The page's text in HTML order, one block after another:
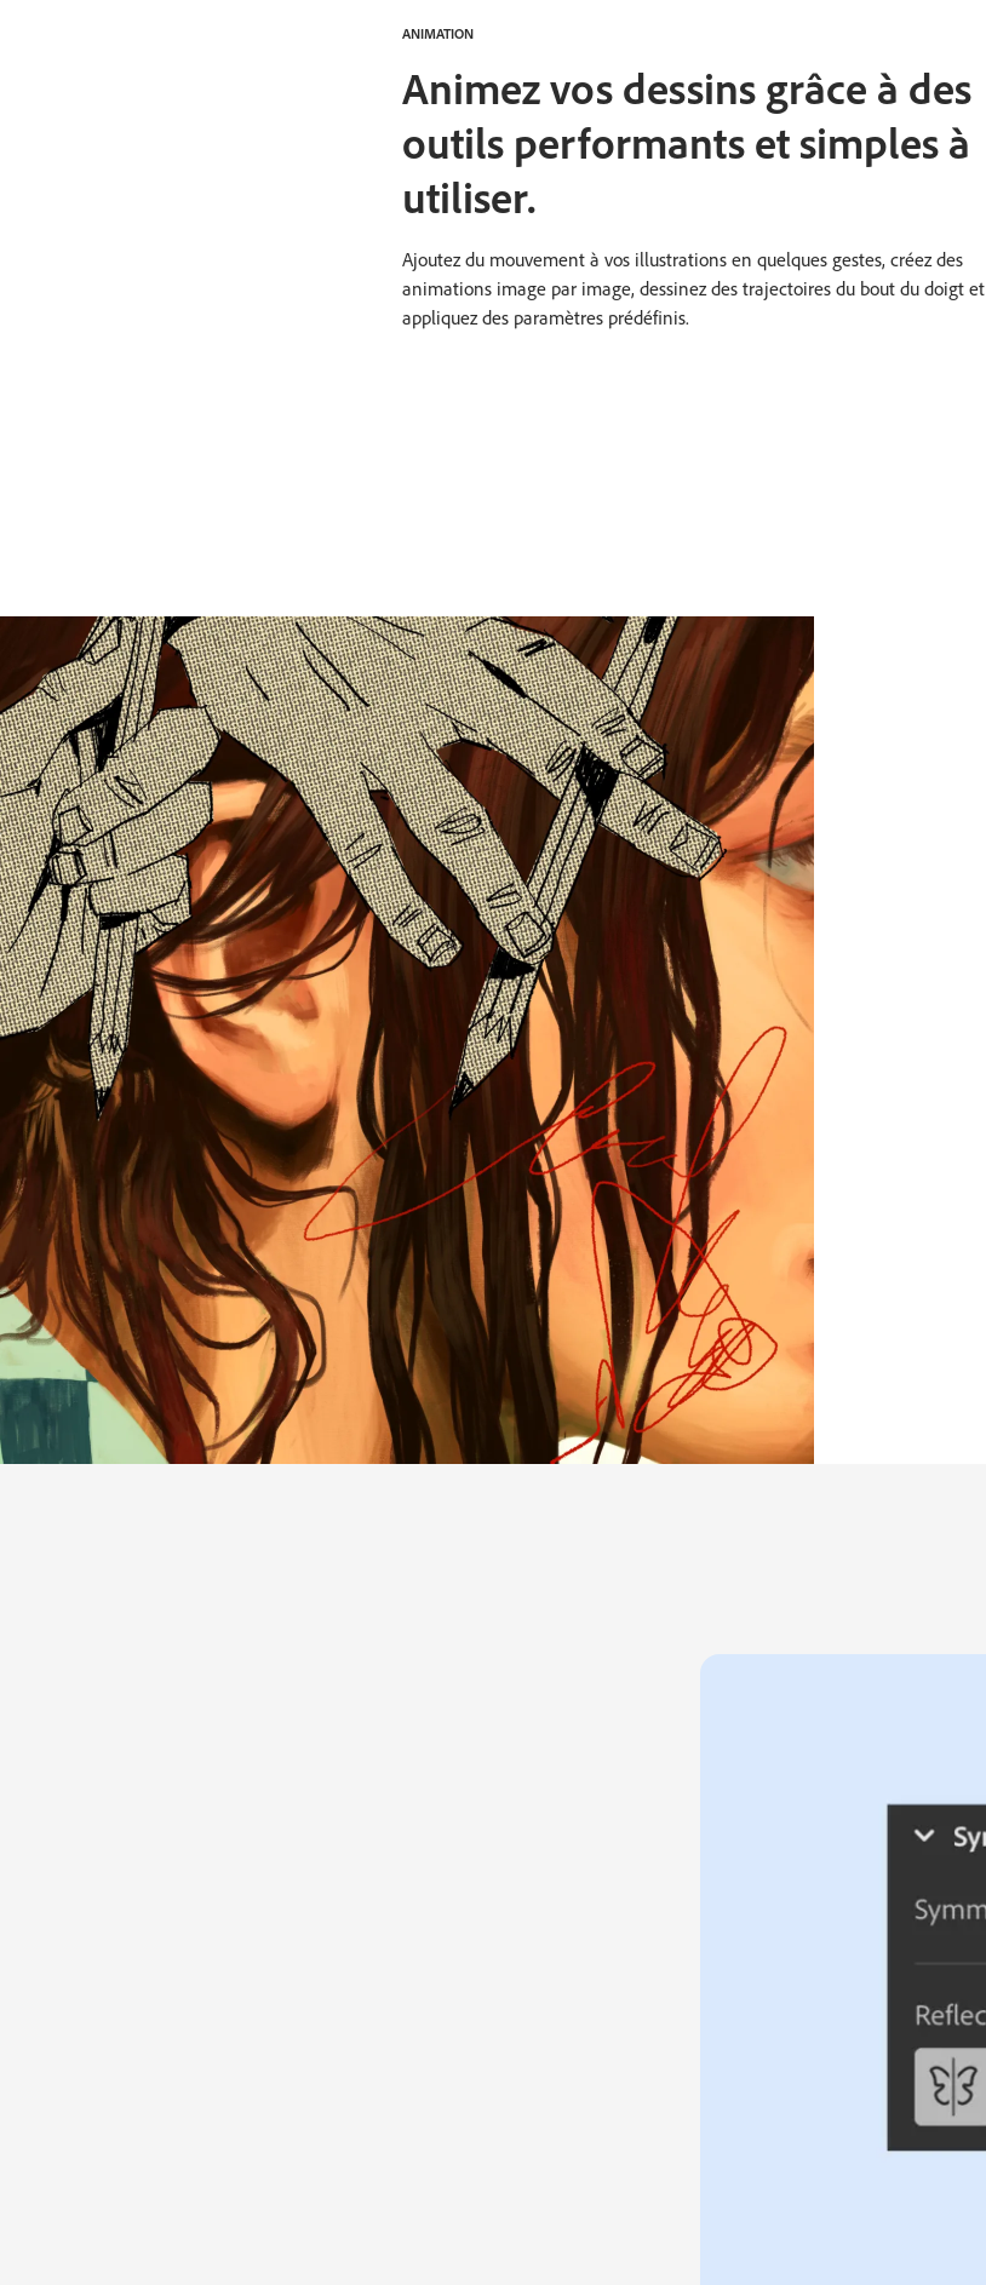
ANIMATION
Animez vos dessins grâce à des
outils performants et simples à
utiliser.
Ajoutez du mouvement à vos illustrations en quelques gestes, créez des
animations image par image, dessinez des trajectoires du bout du doigt et
appliquez des paramètres prédéfinis.